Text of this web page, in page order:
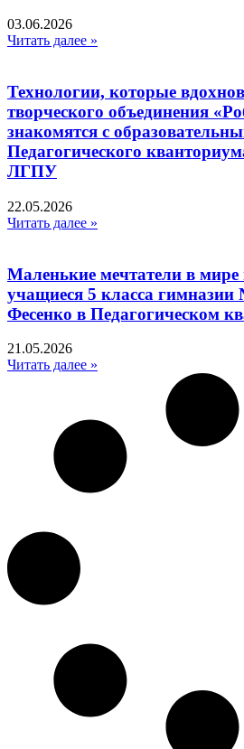
03.06.2026
Читать далее »
Технологии, которые
творческого объединения
знакомятся с
Педагогического
ЛГПУ
22.05.2026
Читать далее »
Маленькие мечтатели в мире
учащиеся 5 класса
Фесенко в Педагогическом
21.05.2026
Читать далее »